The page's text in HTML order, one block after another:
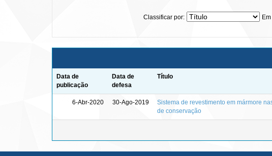
Classificar por:
Data de
publicação
Data de
defesa
Título
6-Abr-2020 30-Ago-2019
Sistema de revestimento em mármore
de conservação